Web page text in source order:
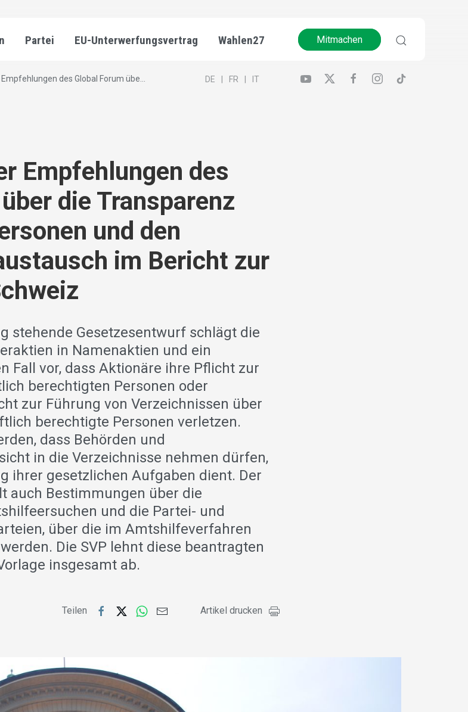
Partei EU-Unterwerfungsvertrag Wahlen27 Mitmachen
des Global Forum übe... DE FR IT
Empfehlungen des
die Transparenz
und den
im Bericht zur
stehende Gesetzesentwurf schlägt die
in Namenaktien und ein
Fall vor, dass Aktionäre ihre Pflicht zur
berechtigten Personen oder
zur Führung von Verzeichnissen über
berechtigte Personen verletzen.
dass Behörden und
in die Verzeichnisse nehmen dürfen,
ihrer gesetzlichen Aufgaben dient. Der
auch Bestimmungen über die
und die Partei- und
über die im Amtshilfeverfahren
Die SVP lehnt diese beantragten
insgesamt ab.
Teilen Artikel drucken